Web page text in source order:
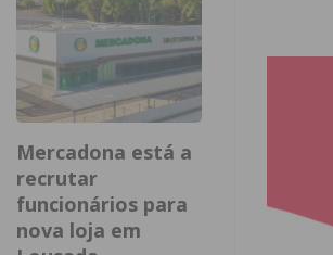
Mercadona está a
recrutar
funcionários para
nova loja em